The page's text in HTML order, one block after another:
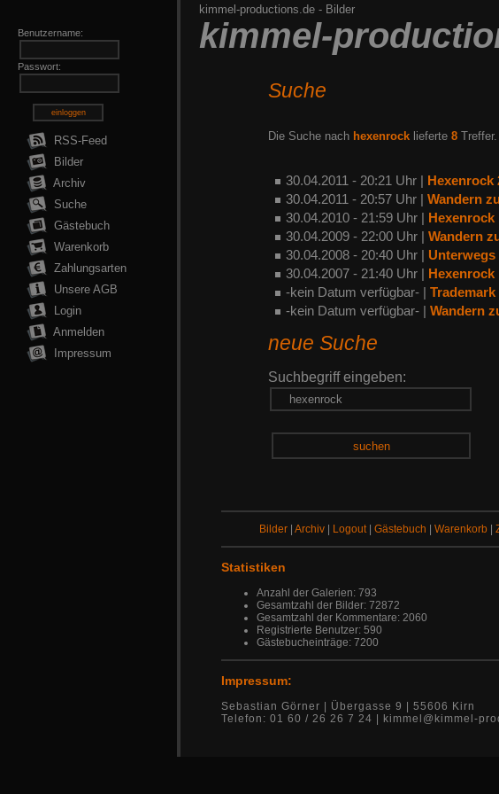
Benutzername:
Passwort:
einloggen
RSS-Feed
Bilder
Archiv
Suche
Gästebuch
Warenkorb
Zahlungsarten
Unsere AGB
Login
Anmelden
Impressum
kimmel-productions.de - Bilder
kimmel-
Suche
Die Suche nach hexenrock lieferte 8
30.04.2011 - 20:21 Uhr | Hexenrock
30.04.2011 - 20:57 Uhr | Wandern
30.04.2010 - 21:59 Uhr |
30.04.2009 - 22:00 Uhr | Wandern
30.04.2008 - 20:40 Uhr |
30.04.2007 - 21:40 Uhr |
-kein Datum verfügbar- |
-kein Datum verfügbar- | Wandern
neue Suche
Suchbegriff eingeben:
suchen
Bilder| Archiv| Logout| Gästebuch Warenkorb|
Statistiken
Anzahl der Galerien: 793
Gesamtzahl der Bilder: 72872
Gesamtzahl der Kommentare: 2060
Registrierte Benutzer: 590
Gästebucheinträge: 7200
Impressum:
Sebastian Görner | Übergasse 9 | 55606 Kirn
Telefon: 01 60 / 26 26 7 24 | kimmel@kimmel-